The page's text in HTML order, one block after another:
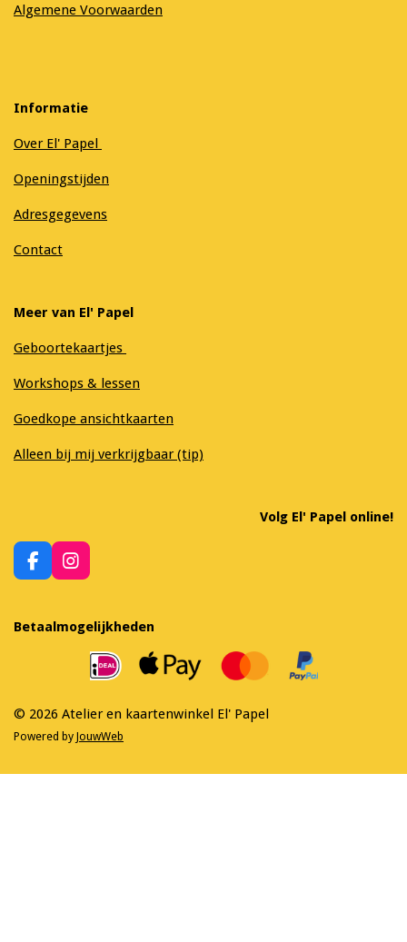
Algemene Voorwaarden
Informatie
Over El' Papel
Openingstijden
Adresgegevens
Contact
Meer van El' Papel
Geboortekaartjes
Workshops & lessen
Goedkope ansichtkaarten
Alleen bij mij verkrijgbaar (tip)
Volg El' Papel online!
F
a
e
b
I
n
a
m
Betaalmogelijkheden
© 2026 Atelier en kaartenwinkel El' Papel
Powered by JouwWeb